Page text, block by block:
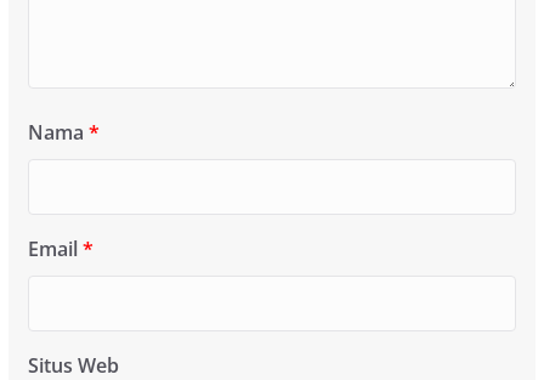
Nama *
Email*
Situs Web